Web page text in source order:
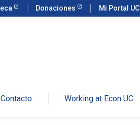
Donaciones Mi Portal UC
Contacto Working at Econ UC